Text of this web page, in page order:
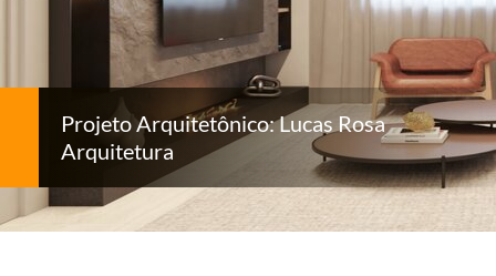
Projeto Arquitetônico: Lucas Rosa
Arquitetura